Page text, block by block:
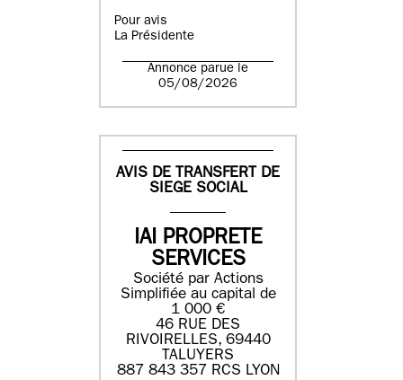
Pour avis
La Présidente
Annonce parue le
05/08/2026
AVIS DE TRANSFERT DE
SIEGE SOCIAL
IAI PROPRETE
SERVICES
Société par Actions
Simplifiée au capital de
1 000 €
46 RUE DES
RIVOIRELLES, 69440
TALUYERS
887 843 357 RCS LYON